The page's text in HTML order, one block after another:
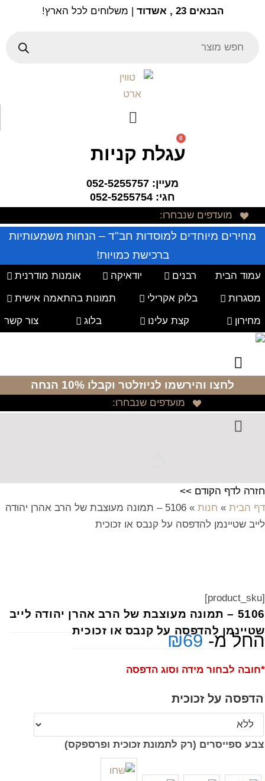
הבנאים 23 , אשדוד | משלוחים לכל הארץ!
search
0
עגלת קניות
מעיין: 052-5255757
חגי: 052-5255754
מועדפים שנבחרו:
מחירים מיוחדים למוסדות חב"ד – הנחות משמעותיות
ברכישת כמויות!
עמוד הבית רבנים יודאיקה
אומנות מודרנית
מסגרות
בלוק אקרילי
תמונות בהתאמה אישית
מחירון
קצת עלינו בלוג צור קשר
לחצו והירשמו לניוזלטר וקבלו 10% הנחה
מועדפים שנבחרו:
חזרה לדף הקודם >>
דף הבית » חנות »
5106 – תמונה מעוצבת של הרב אהרן יהודה
לייב שטיינמן להדפסה על קנבס או זכוכית
[product_sku]
5106 – תמונה מעוצבת של הרב אהרן יהודה לייב
שטיינמן להדפסה על קנבס או זכוכית
החל מ- ₪69
*חובה לבחור מידה וסוג הדפסה
הדפסה על זכוכית
צבע ספייסרים (רק לתמונת זכוכית ופרספקס)